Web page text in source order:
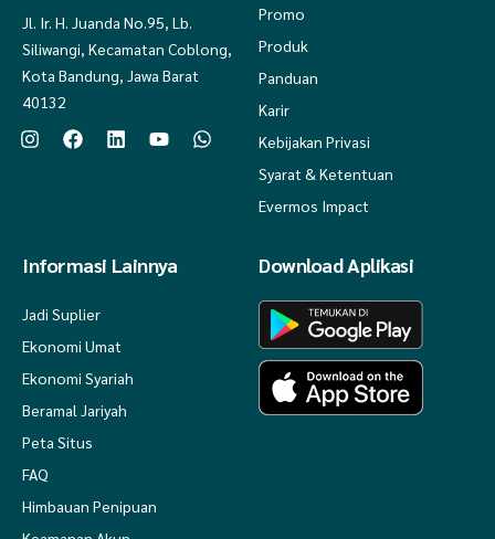
Jl. Ir. H. Juanda No.95, Lb.
Siliwangi, Kecamatan Coblong,
Kota Bandung, Jawa Barat
40132
Promo
Produk
Panduan
Karir
Kebijakan Privasi
Syarat & Ketentuan
Evermos Impact
Informasi Lainnya
Jadi Suplier
Ekonomi Umat
Ekonomi Syariah
Beramal Jariyah
Peta Situs
FAQ
Himbauan Penipuan
Download Aplikasi